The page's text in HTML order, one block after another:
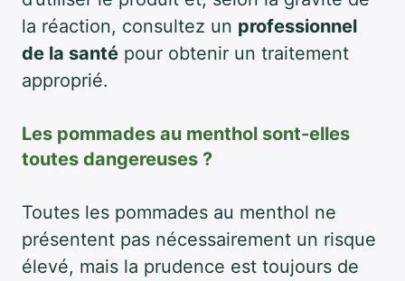
la réaction, consultez un professionnel
de la santé pour obtenir un traitement
approprié.
Les pommades au menthol sont-elles
toutes dangereuses ?
Toutes les pommades au menthol ne
présentent pas nécessairement un risque
élevé, mais la prudence est toujours de